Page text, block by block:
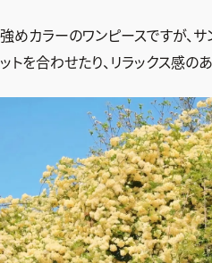
強めカラーのワンピースですが、サ
ットを合わせたり、リラックス感